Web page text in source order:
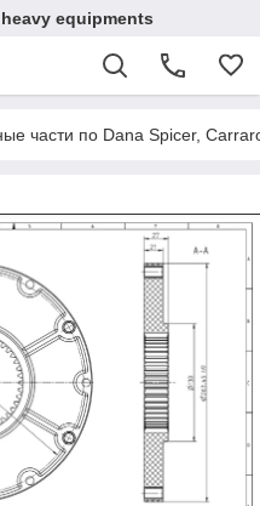
equipments
части по Dana Spicer,